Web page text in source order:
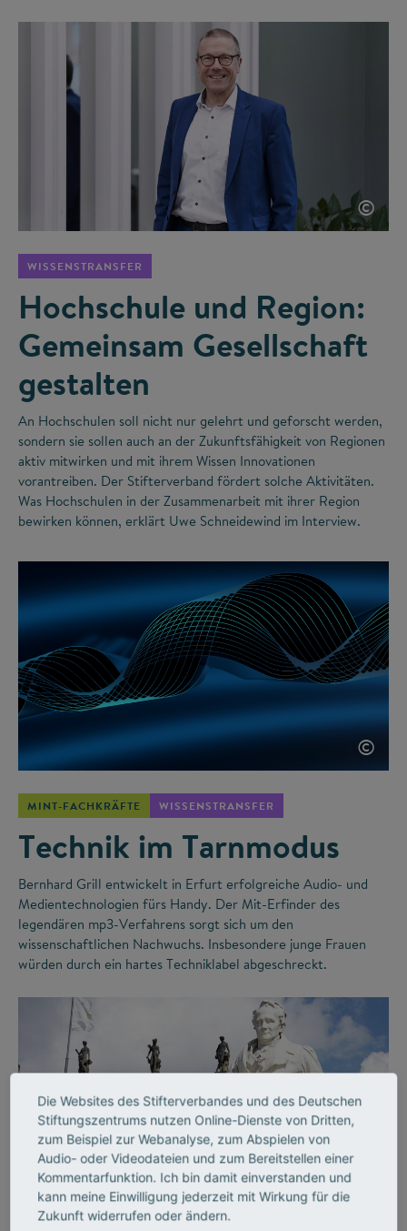
©
WISSENSTRANSFER
Hochschule und Region:
Gemeinsam Gesellschaft
gestalten
An Hochschulen soll nicht nur gelehrt und geforscht werden,
sondern sie sollen auch an der Zukunftsfähigkeit von Regionen
aktiv mitwirken und mit ihrem Wissen Innovationen
vorantreiben. Der Stifterverband fördert solche Aktivitäten.
Was Hochschulen in der Zusammenarbeit mit ihrer Region
bewirken können, erklärt Uwe Schneidewind im Interview.
©
MINT-FACHKRÄFTE WISSENSTRANSFER
Technik im Tarnmodus
Bernhard Grill entwickelt in Erfurt erfolgreiche Audio- und
Medientechnologien fürs Handy. Der Mit-Erfinder des
legendären mp3-Verfahrens sorgt sich um den
wissenschaftlichen Nachwuchs. Insbesondere junge Frauen
würden durch ein hartes Techniklabel abgeschreckt.
Die Websites des Stifterverbandes und des Deutschen
Stiftungszentrums nutzen Online-Dienste von Dritten,
zum Beispiel zur Webanalyse, zum Abspielen von
Audio- oder Videodateien und zum Bereitstellen einer
Kommentarfunktion. Ich bin damit einverstanden und
kann meine Einwilligung jederzeit mit Wirkung für die
Zukunft widerrufen oder ändern.